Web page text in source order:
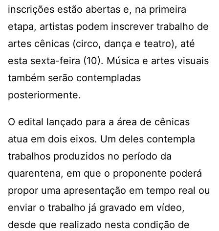
inscrições estão abertas e, na primeira
etapa, artistas podem inscrever trabalho de
artes cênicas (circo, dança e teatro), até
esta sexta-feira (10). Música e artes visuais
também serão contempladas
posteriormente.
O edital lançado para a área de cênicas
atua em dois eixos. Um deles contempla
trabalhos produzidos no período da
quarentena, em que o proponente poderá
propor uma apresentação em tempo real ou
enviar o trabalho já gravado em vídeo,
desde que realizado nesta condição de